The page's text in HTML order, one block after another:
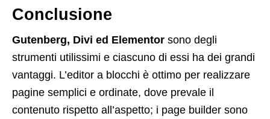
Conclusione
Gutenberg, Divi ed Elementor sono degli
strumenti utilissimi e ciascuno di essi ha dei grandi
vantaggi. L’editor a blocchi è ottimo per realizzare
pagine semplici e ordinate, dove prevale il
contenuto rispetto all’aspetto; i page builder sono